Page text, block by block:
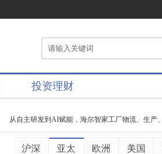
投资理财
从自主研发到AI赋能，海尔智家工厂物流、生产
沪深 亚太 欧洲 美国